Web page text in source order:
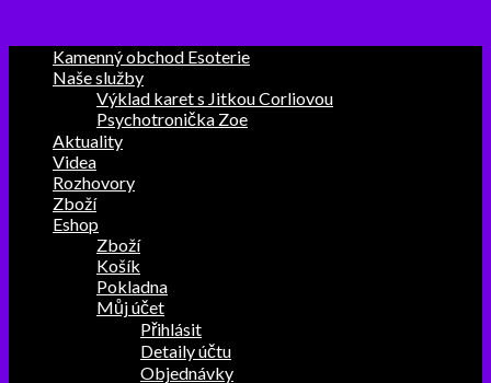
Kamenný obchod Esoterie
Naše služby
Výklad karet s Jitkou Corliovou
Psychotronička Zoe
Aktuality
Videa
Rozhovory
Zboží
Eshop
Zboží
Košík
Pokladna
Můj účet
Přihlásit
Detaily účtu
Objednávky